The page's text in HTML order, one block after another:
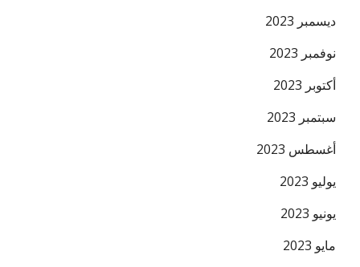
ديسمبر 2023
نوفمبر 2023
أكتوبر 2023
سبتمبر 2023
أغسطس 2023
يوليو 2023
يونيو 2023
مايو 2023